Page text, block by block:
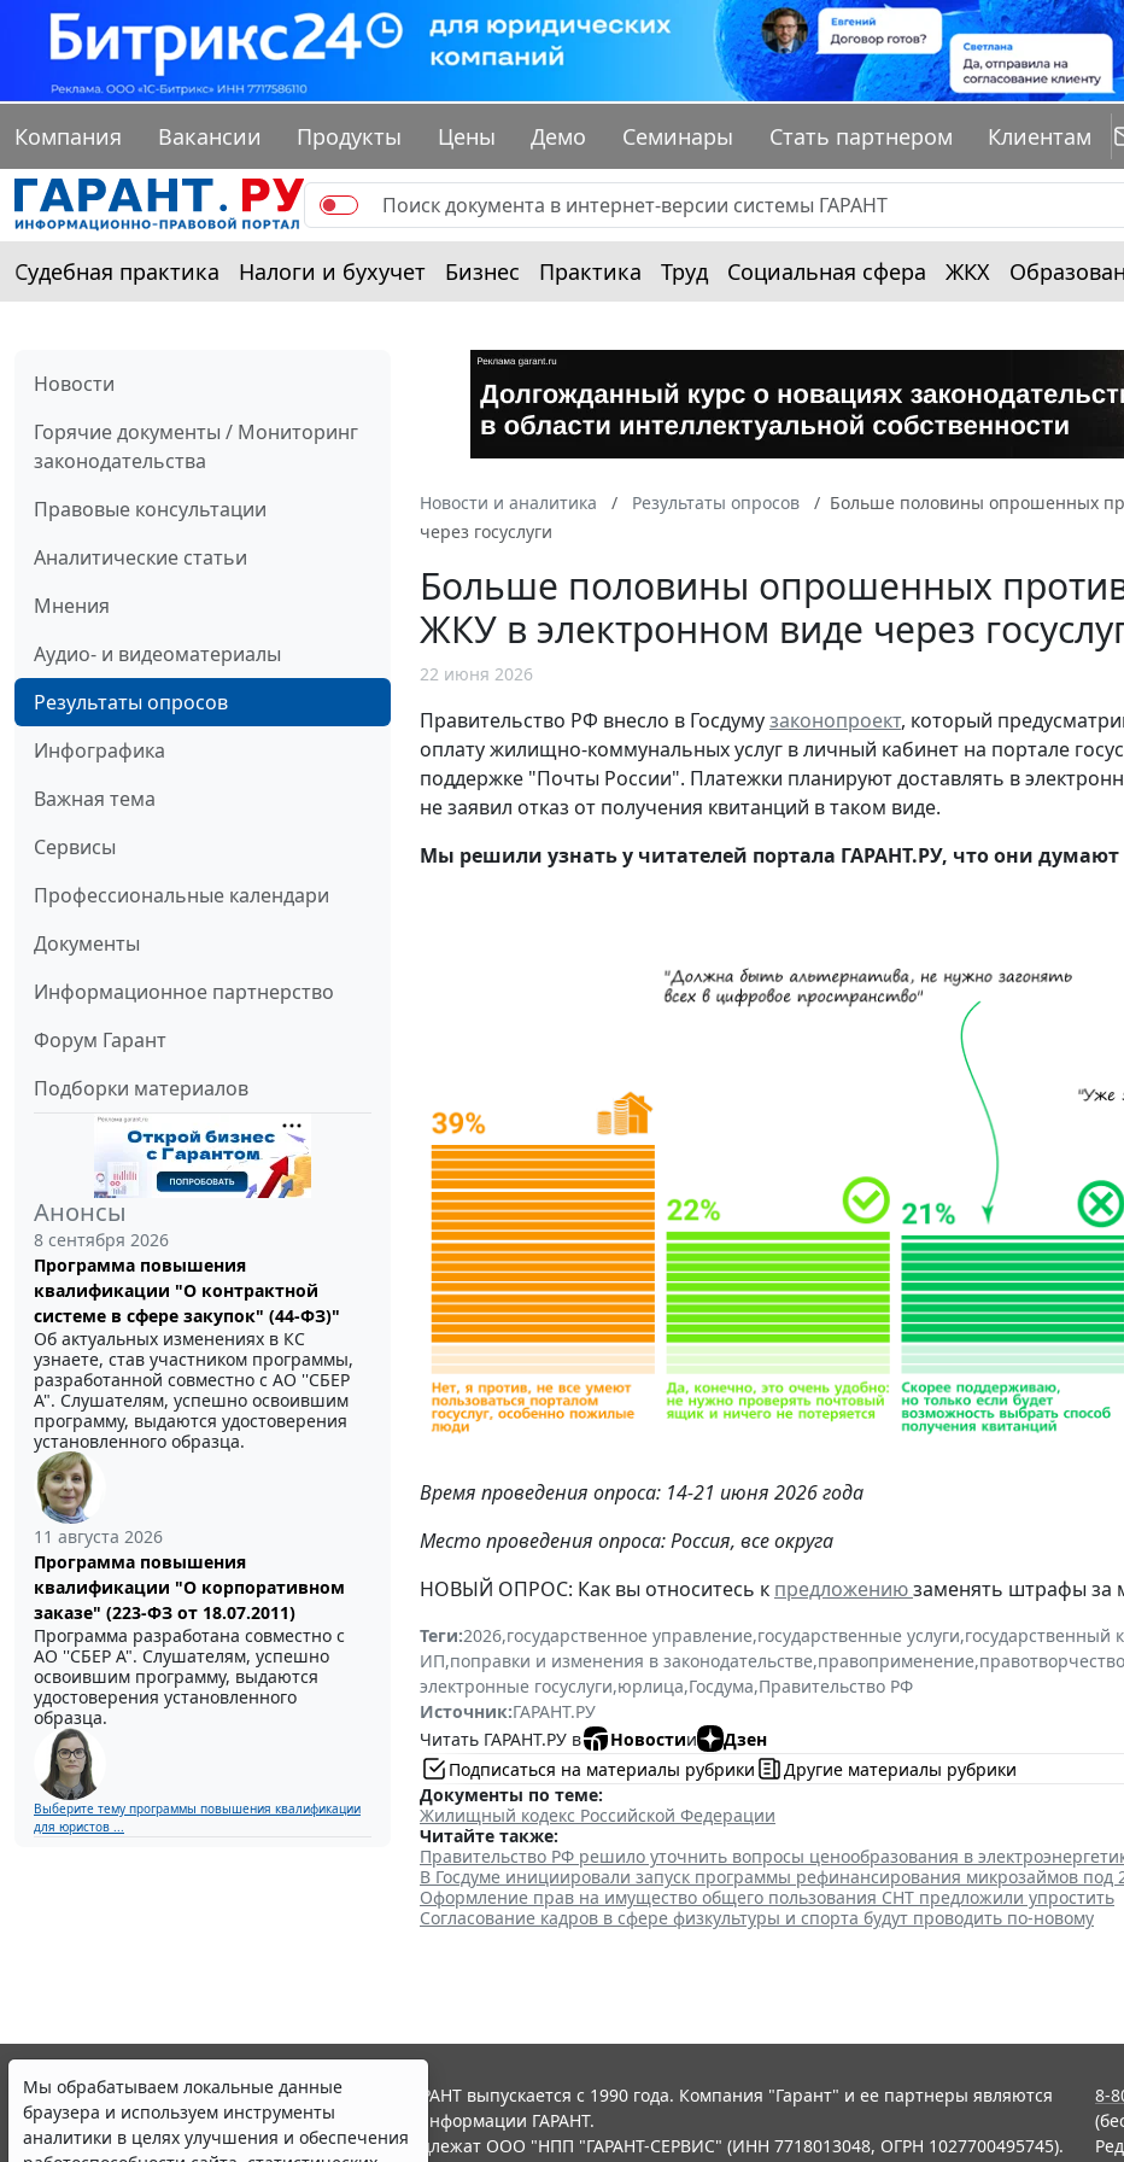
Компания Вакансии Продукты Цены Демо Семинары Стать партнером Клиентам
Судебная практика Налоги и бухучет Бизнес Практика Труд Социальная сфера ЖКХ
Новости
Горячие документы / Мониторинг
законодательства
Правовые консультации
Аналитические статьи
Мнения
Аудио- и видеоматериалы
Результаты опросов
Инфографика
Важная тема
Сервисы
Профессиональные календари
Документы
Информационное партнерство
Форум Гарант
Подборки материалов
Анонсы
8 сентября 2026
Программа повышения
квалификации "О контрактной
системе в сфере закупок" (44-ФЗ)"
Об актуальных изменениях в КС
узнаете, став участником программы,
разработанной совместно с АО ''СБЕР
А". Слушателям, успешно освоившим
программу, выдаются удостоверения
установленного образца.
11 августа 2026
Программа повышения
квалификации "О корпоративном
заказе" (223-ФЗ от 18.07.2011)
Программа разработана совместно с
АО ''СБЕР А". Слушателям, успешно
освоившим программу, выдаются
удостоверения установленного
образца.
Выберите тему программы повышения квалификации
для юристов ...
Новости и аналитика Результаты опросов
Больше половины опрошенных
через госуслуги
Больше половины опрошенных
ЖКУ в электронном виде через
22 июня 2026
Правительство РФ внесло в Госдумузаконопроект, который
оплату жилищно-коммунальных услуг в личный кабинет на портале
поддержке "Почты России". Платежки планируют доставлять в
не заявил отказ от получения квитанций в таком виде.
Мы решили узнать у читателей портала ГАРАНТ.РУ, что они
Время проведения опроса: 14-21 июня 2026 года
Место проведения опроса: Россия, все округа
НОВЫЙ ОПРОС: Как вы относитесь к предложениюзаменять штрафы за
Теги:2026,государственное управление,государственные услуги,государственный
ИП,поправки и изменения в законодательстве,правоприменение,правотворчество
электронные госуслуги,юрлица,Госдума,Правительство РФ
Источник:ГАРАНТ.РУ
Читать ГАРАНТ.РУ в
Новостии
Дзен
Подписаться на материалы рубрики
Другие материалы рубрики
Документы по теме:
Жилищный кодекс Российской Федерации
Читайте также:
Правительство РФ решило уточнить вопросы ценообразования в
В Госдуме инициировали запуск программы рефинансирования микрозаймов под
Оформление прав на имущество общего пользования СНТ предложили упростить
Согласование кадров в сфере физкультуры и спорта будут проводить по-новому
Мы обрабатываем локальные данные
браузера и используем инструменты
аналитики в целях улучшения и обеспечения
© ООО "НПП "ГАРАНТ-СЕРВИС", 2026. Система ГАРАНТ выпускается с 1990 года. Компания "Гарант" и ее партнеры являются
участниками Российской ассоциации правовой информации ГАРАНТ.
Все права на материалы сайта ГАРАНТ.РУ принадлежат ООО "НПП "ГАРАНТ-СЕРВИС" (ИНН 7718013048, ОГРН 1027700495745).
8-